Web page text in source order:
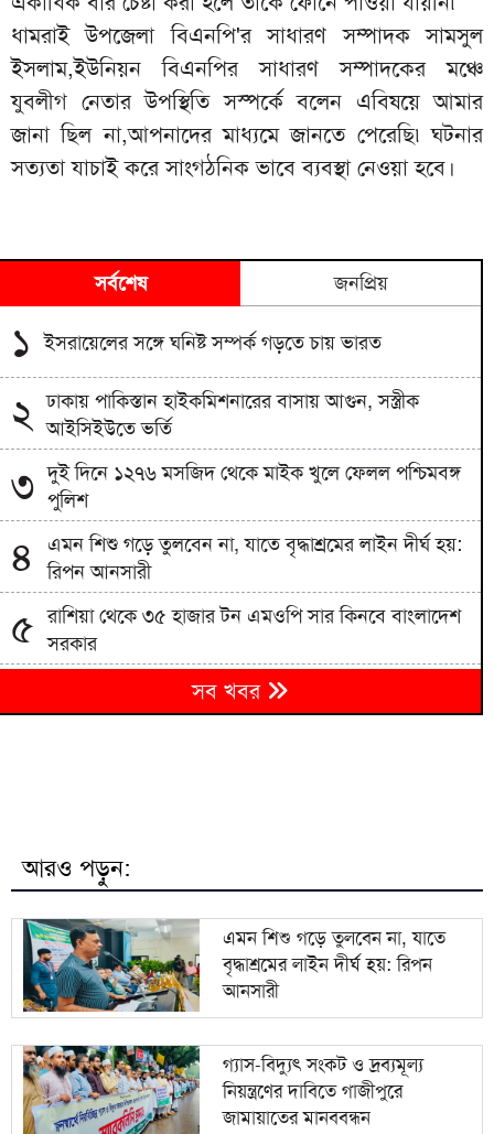
ধামরাই উপজেলা বিএনপি'র সাধারণ সম্পাদক সামসুল
ইসলাম,ইউনিয়ন বিএনপির সাধারণ সম্পাদকের মঞ্চে
যুবলীগ নেতার উপস্থিতি সস্পর্কে বলেন এবিষয়ে আমার
জানা ছিল না,আপনাদের মাধ্যমে জানতে পেরেছি৷ ঘটনার
সত্যতা যাচাই করে সাংগঠনিক ভাবে ব্যবস্থা নেওয়া হবে।
সর্বশেষ জনপ্রিয়
১ ইসরায়েলের সঙ্গে ঘনিষ্ট সম্পর্ক গড়তে চায় ভারত
২
ঢাকায় পাকিস্তান হাইকমিশনারের বাসায় আগুন, সস্ত্রীক
আইসিইউতে ভর্তি
৩ দুই দিনে ১২৭৬ মসজিদ থেকে মাইক খুলে ফেলল পশ্চিমবঙ্গ
পুলিশ
৪
এমন শিশু গড়ে তুলবেন না, যাতে বৃদ্ধাশ্রমের লাইন দীর্ঘ হয়:
রিপন আনসারী
৫ রাশিয়া থেকে ৩৫ হাজার টন এমওপি সার কিনবে বাংলাদেশ
সরকার
দিল্লিতে শেখ হাসিনার সংবাদ সম্মেলন দেশের সার্বভৌমত্বের
প্রতি হুমকি: এনসিপি
৯ অপরাধে জড়িত গ্রেপ্তার ৪৩
১০ ভারতকে যা দিয়েছি, আজীবন মনে রাখবে; কেন
বলেছিলেন হাসিনা?
সব খবর
আরও পড়ুন:
এমন শিশু গড়ে তুলবেন না, যাতে
বৃদ্ধাশ্রমের লাইন দীর্ঘ হয়: রিপন
আনসারী
গ্যাস-বিদ্যুৎ সংকট ও দ্রব্যমূল্য
নিয়ন্ত্রণের দাবিতে গাজীপুরে
জামায়াতের মানববন্ধন